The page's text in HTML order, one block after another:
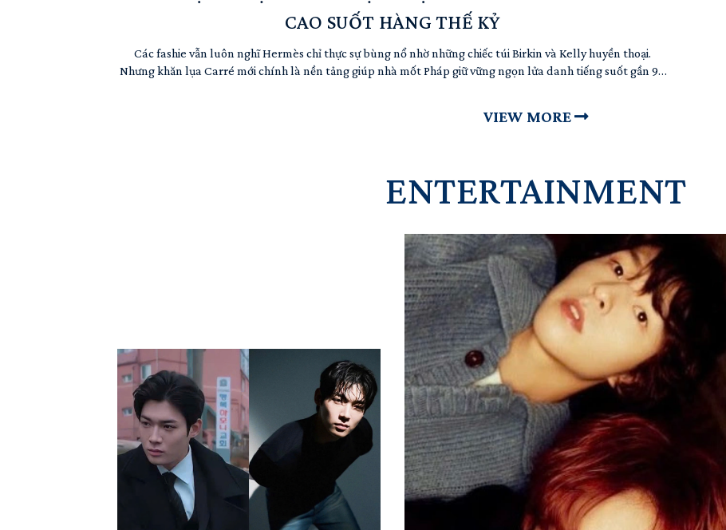
CAO SUỐT HÀNG THẾ KỶ
Các fashie vẫn luôn nghĩ Hermès chỉ thực sự bùng nổ nhờ những chiếc túi Birkin và Kelly huyền thoại.
Nhưng khăn lụa Carré mới chính là nền tảng giúp nhà mốt Pháp giữ vững ngọn lửa danh tiếng suốt gần 90
VIEW MORE
ENTERTAINMENT